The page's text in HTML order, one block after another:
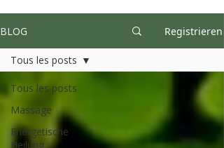
BLOG Registrieren
Tous les posts
Massage
Energetische
Heilung
Tous les posts